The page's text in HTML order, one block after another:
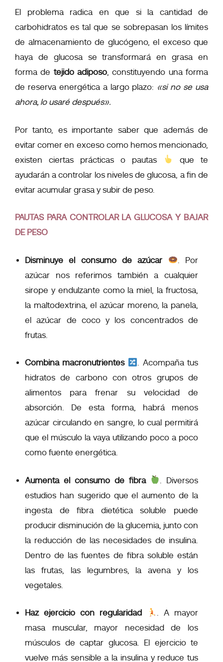
El problema radica en que si la cantidad de
carbohidratos es tal que se sobrepasan los límites
de almacenamiento de glucógeno, el exceso que
haya de glucosa se transformará en grasa en
forma de tejido adiposo, constituyendo una forma
de reserva energética a largo plazo: «si no se usa
ahora, lo usaré después».
Por tanto, es importante saber que además de
evitar comer en exceso como hemos mencionado,
existen ciertas prácticas o pautas
que te
ayudarán a controlar los niveles de glucosa, a fin de
evitar acumular grasa y subir de peso.
PAUTAS PARA CONTROLAR LA GLUCOSA Y BAJAR
DE PESO
Disminuye el consumo de azúcar
. Por
azúcar nos referimos también a cualquier
sirope y endulzante como la miel, la fructosa,
la maltodextrina, el azúcar moreno, la panela,
el azúcar de coco y los concentrados de
frutas.
Combina macronutrientes . Acompaña tus
hidratos de carbono con otros grupos de
alimentos para frenar su velocidad de
absorción. De esta forma, habrá menos
azúcar circulando en sangre, lo cual permitirá
que el músculo la vaya utilizando poco a poco
como fuente energética.
Aumenta el consumo de fibra
. Diversos
estudios han sugerido que el aumento de la
ingesta de fibra dietética soluble puede
producir disminución de la glucemia, junto con
la reducción de las necesidades de insulina.
Dentro de las fuentes de fibra soluble están
las frutas, las legumbres, la avena y los
vegetales.
Haz ejercicio con regularidad . A mayor
masa muscular, mayor necesidad de los
músculos de captar glucosa. El ejercicio te
vuelve más sensible a la insulina y reduce tus